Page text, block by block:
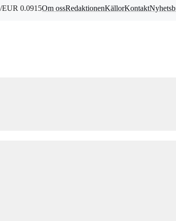
EUR 0.0915Om ossRedaktionenKällorKontakt